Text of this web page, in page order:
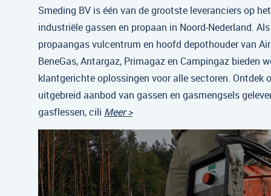
Smeding BV is één van de grootste leveranciers op
industriële gassen en propaan in Noord-Nederland.
propaangas vulcentrum en hoofd depothouder van
BeneGas, Antargaz, Primagaz en Campingaz bieden
klantgerichte oplossingen voor alle sectoren. Ontdek
uitgebreid aanbod van gassen en gasmengsels
gasflessen, cili Meer >